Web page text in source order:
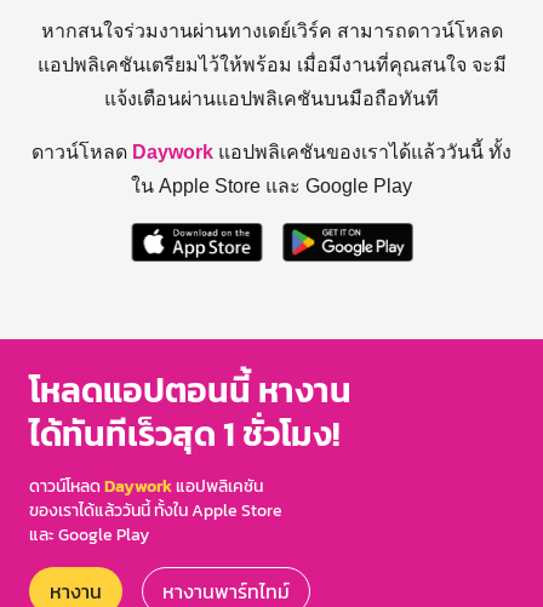
หากสนใจร่วมงานผ่านทางเดย์เวิร์ค สามารถดาวน์โหลด
แอปพลิเคชันเตรียมไว้ให้พร้อม เมื่อมีงานที่คุณสนใจ จะมี
แจ้งเตือนผ่านแอปพลิเคชันบนมือถือทันที
ดาวน์โหลด Daywork แอปพลิเคชันของเราได้แล้ววันนี้ ทั้ง
ใน Apple Store และ Google Play
โหลดแอปตอนนี้ หางาน
ได้ทันทีเร็วสุด 1 ชั่วโมง!
ดาวน์โหลดDayworkแอปพลิเคชัน
ของเราได้แล้ววันนี้ ทั้งใน Apple Store
และ Google Play
หางาน หางานพาร์ทไทม์